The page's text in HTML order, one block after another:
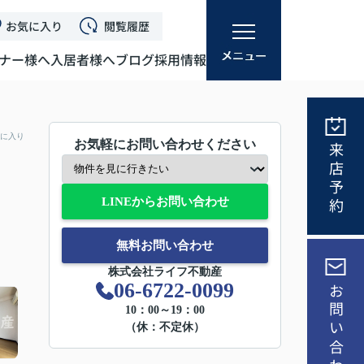
お気に入り 閲覧履歴
ー様へ入居者様へブログ採用情報
来店予約
お問い合わせ
入り
お気軽にお問い合わせください
LINEからお問い合わせ
無料お問い合わせ
株式会社ライフ不動産
06-6722-0099
10：00～19：00
（休：不定休）